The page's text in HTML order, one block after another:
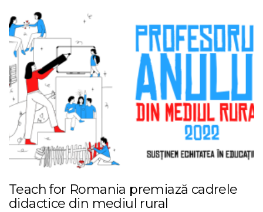
Teach for Romania premiază cadrele
didactice din mediul rural